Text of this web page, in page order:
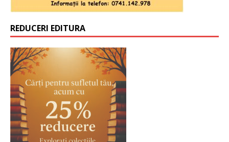
REDUCERI EDITURA